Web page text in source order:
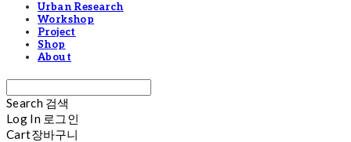
Urban Research
Workshop
Project
Shop
About
Search 검색
Log In 로그인
Cart장바구니